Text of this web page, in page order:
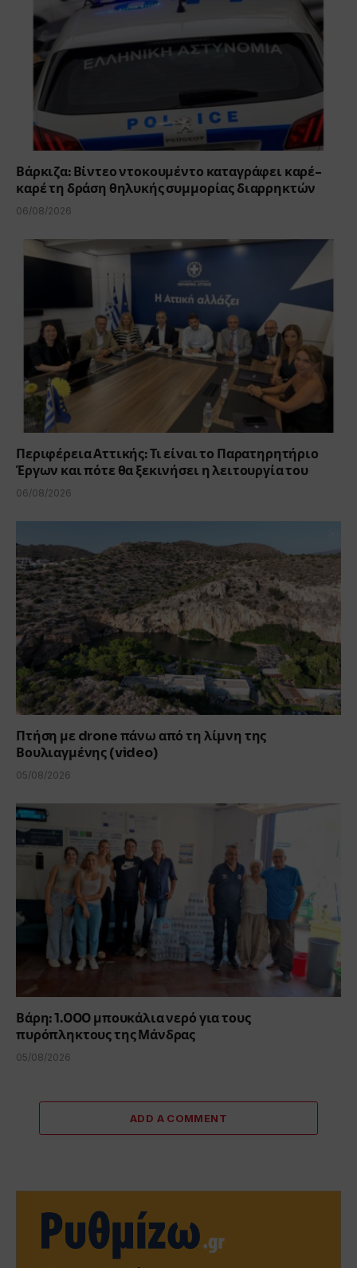
Βάρκιζα: Βίντεο ντοκουμέντο καταγράφει καρέ-
καρέ τη δράση θηλυκής συμμορίας διαρρηκτών
06/08/2026
Περιφέρεια Αττικής: Τι είναι το Παρατηρητήριο
Έργων και πότε θα ξεκινήσει η λειτουργία του
06/08/2026
Πτήση με drone πάνω από τη λίμνη της
Βουλιαγμένης (video)
05/08/2026
Βάρη: 1.000 μπουκάλια νερό για τους
πυρόπληκτους της Μάνδρας
05/08/2026
ADD A COMMENT